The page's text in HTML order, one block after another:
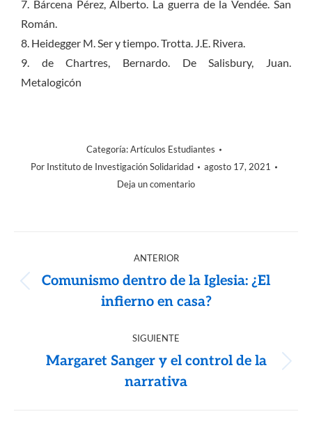
7. Bárcena Pérez, Alberto. La guerra de la Vendée. San
Román.
8. Heidegger M. Ser y tiempo. Trotta. J.E. Rivera.
9. de Chartres, Bernardo. De Salisbury, Juan.
Metalogicón
Categoría:Artículos Estudiantes
Por Instituto de Investigación Solidaridad
agosto 17, 2021
Deja un comentario
ANTERIOR
Comunismo dentro de la Iglesia: ¿El
infierno en casa?
SIGUIENTE
Margaret Sanger y el control de la
narrativa